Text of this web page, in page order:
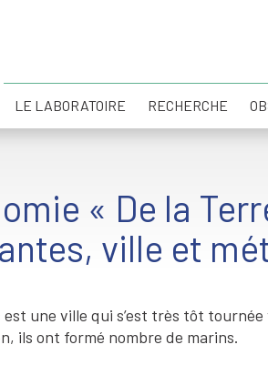
LE LABORATOIRE RECHERCHE
« De la
ville et
une ville qui s’est très tôt
ils ont formé nombre de marins.